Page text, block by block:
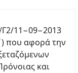
Γ2/11−09−2013
που αφορά την
και